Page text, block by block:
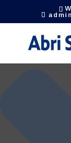
Gestionar el